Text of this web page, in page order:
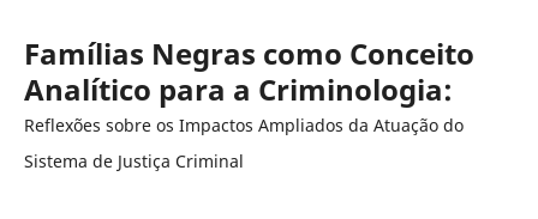
Famílias Negras como Conceito
Analítico para a Criminologia:
Reflexões sobre os Impactos Ampliados da Atuação do
Sistema de Justiça Criminal